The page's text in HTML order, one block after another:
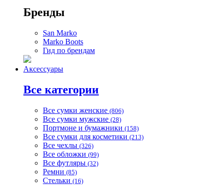
Бренды
San Marko
Marko Boots
Гид по брендам
Аксессуары
Все категории
Все сумки женские (806)
Все сумки мужские (28)
Портмоне и бумажники (158)
Все сумки для косметики (213)
Все чехлы (326)
Все обложки (99)
Все футляры (32)
Ремни (85)
Стельки (16)